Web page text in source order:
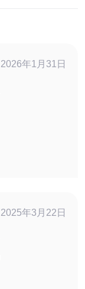
2026年1月31日
2025年3月22日